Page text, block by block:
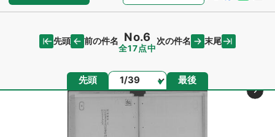
先頭 前の件名 No.6
全17点中
次の件名 末尾
先頭 ページ 最後